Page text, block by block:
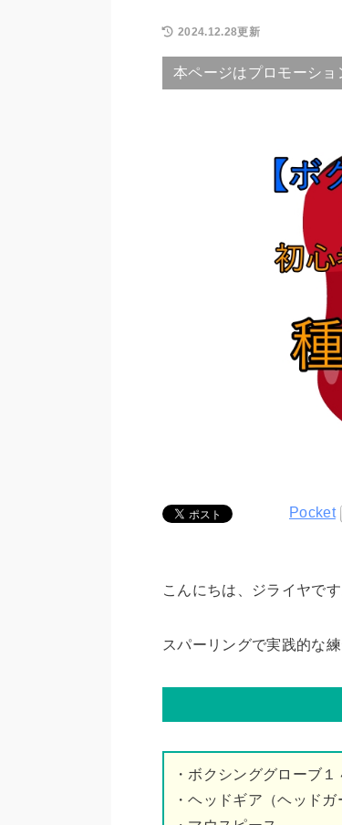
2024.12.28更新
本ページはプロモーショ
Pocket
こんにちは、ジライヤで
スパーリングで実践的な
・ボクシンググローブ
・ヘッドギア（ヘッドガ